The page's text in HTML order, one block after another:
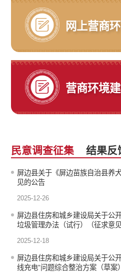
网上营商
营商环境
民意调查征集 结果反
屏边县关于《屏边苗族自治县养
见的公告
2025-12-26
屏边县住房和城乡建设局关于公
垃圾管理办法（试行）（征求意
2025-12-18
屏边县住房和城乡建设局关于公
线充电”问题综合整治方案（草案